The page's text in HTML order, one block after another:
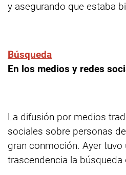
y asegurando que estaba
Búsqueda
En los medios y redes
La difusión por medios
sociales sobre personas
gran conmoción. Ayer tuvo
trascendencia la búsqueda